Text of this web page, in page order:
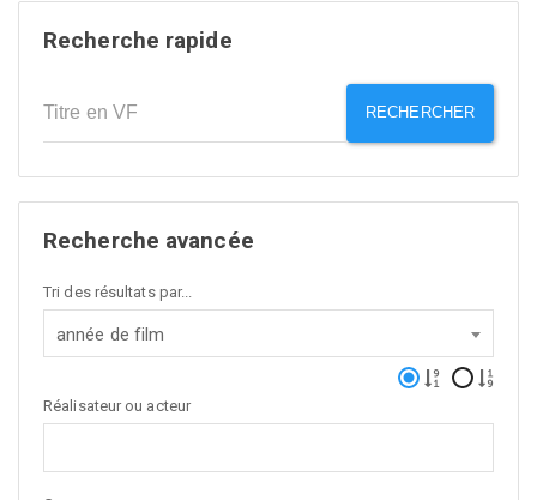
Recherche rapide
RECHERCHER
Recherche avancée
Tri des résultats par...
année de film
Réalisateur ou acteur